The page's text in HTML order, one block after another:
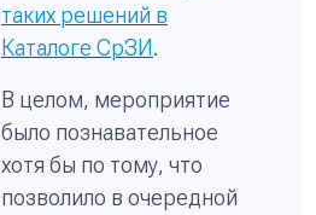
таких решений в
Каталоге СрЗИ.
В целом, мероприятие
было познавательное
хотя бы по тому, что
позволило в очередной